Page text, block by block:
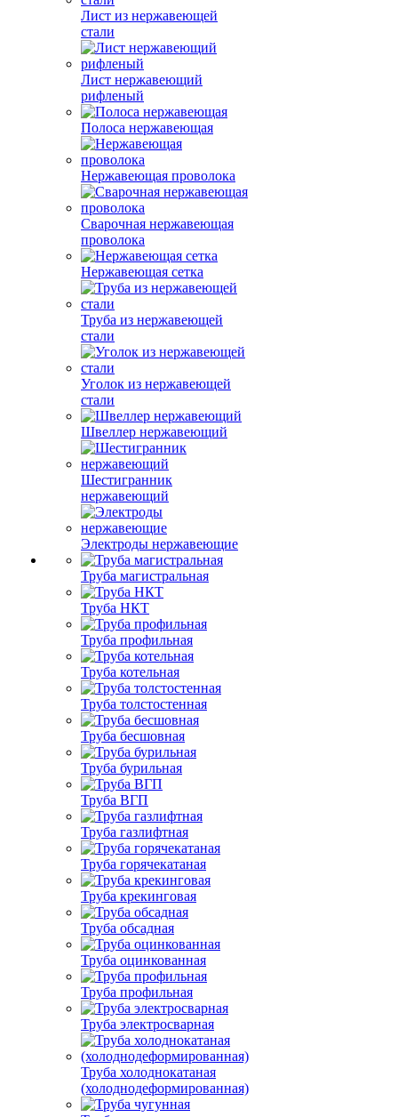
Лист из нержавеющей
стали
Лист нержавеющий
рифленый
Полоса нержавеющая
Нержавеющая проволока
Сварочная нержавеющая
проволока
Нержавеющая сетка
Труба из нержавеющей
стали
Уголок из нержавеющей
стали
Швеллер нержавеющий
Шестигранник
нержавеющий
Электроды нержавеющие
Труба магистральная
Труба НКТ
Труба профильная
Труба котельная
Труба толстостенная
Труба бесшовная
Труба бурильная
Труба ВГП
Труба газлифтная
Труба горячекатаная
Труба крекинговая
Труба обсадная
Труба оцинкованная
Труба профильная
Труба электросварная
Труба холоднокатаная
(холоднодеформированная)